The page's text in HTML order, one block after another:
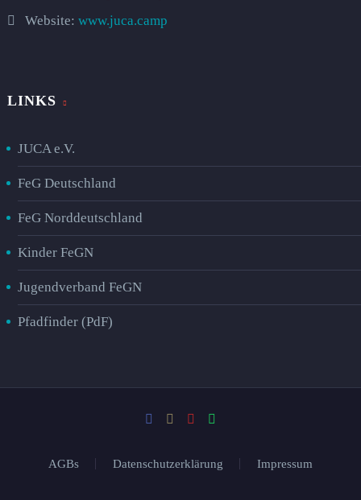
Website: www.juca.camp
LINKS
JUCA e.V.
FeG Deutschland
FeG Norddeutschland
Kinder FeGN
Jugendverband FeGN
Pfadfinder (PdF)
AGBs Datenschutzerklärung Impressum